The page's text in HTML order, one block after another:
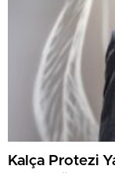
Kalça Protezi